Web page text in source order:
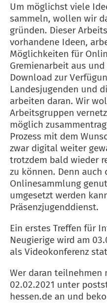
Um möglichst viele
sammeln, wollen wir
gründen. Dieser
vorhandene Ideen,
Möglichkeiten für
Gremienarbeit aus
Download zur
Landesjugenden und
arbeiten daran. Wir
Arbeitsgruppen
möglich
Prozess mit dem
zwar digital weiter
trotzdem bald wieder
zu können. Denn
Onlinesammlung
umgesetzt werden
Präsenzjugenddienst.
Ein erstes Treffen für
Neugierige wird am
als Videokonferenz
Wer daran teilnehmen
02.02.2021 unter
hessen.de an und